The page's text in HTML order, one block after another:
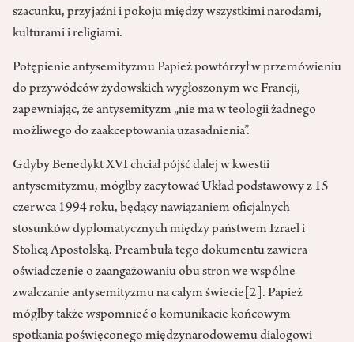
szacunku, przyjaźni i pokoju między wszystkimi narodami,
kulturami i religiami.
Potępienie antysemityzmu Papież powtórzył w przemówieniu
do przywódców żydowskich wygłoszonym we Francji,
zapewniając, że antysemityzm „nie ma w teologii żadnego
możliwego do zaakceptowania uzasadnienia”.
Gdyby Benedykt XVI chciał pójść dalej w kwestii
antysemityzmu, mógłby zacytować Układ podstawowy z 15
czerwca 1994 roku, będący nawiązaniem oficjalnych
stosunków dyplomatycznych między państwem Izrael i
Stolicą Apostolską. Preambuła tego dokumentu zawiera
oświadczenie o zaangażowaniu obu stron we wspólne
zwalczanie antysemityzmu na całym świecie [2] . Papież
mógłby także wspomnieć o komunikacie końcowym
spotkania poświęconego międzynarodowemu dialogowi